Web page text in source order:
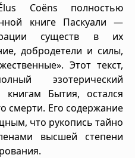
Coëns полностью
книге Паскуали —
существ в их
добродетели и силы,
Этот текст,
эзотерический
Бытия, остался
смерти. Его содержание
что рукопись тайно
высшей степени